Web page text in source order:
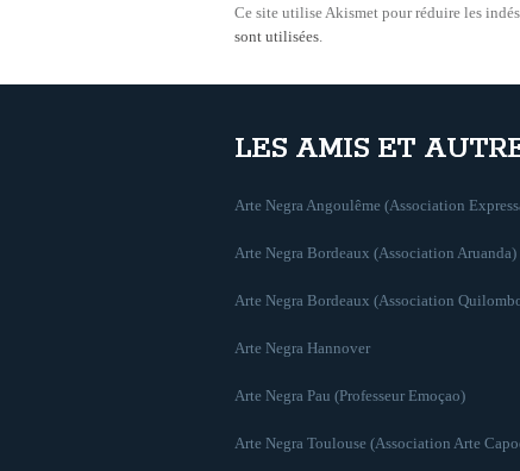
Ce site utilise Akismet pour réduire les
sont utilisées.
LES AMIS ET
Arte Negra Angoulême (Association
Arte Negra Bordeaux (Association Aruanda)
Arte Negra Bordeaux (Association
Arte Negra Hannover
Arte Negra Pau (Professeur Emoçao)
Arte Negra Toulouse (Association Arte